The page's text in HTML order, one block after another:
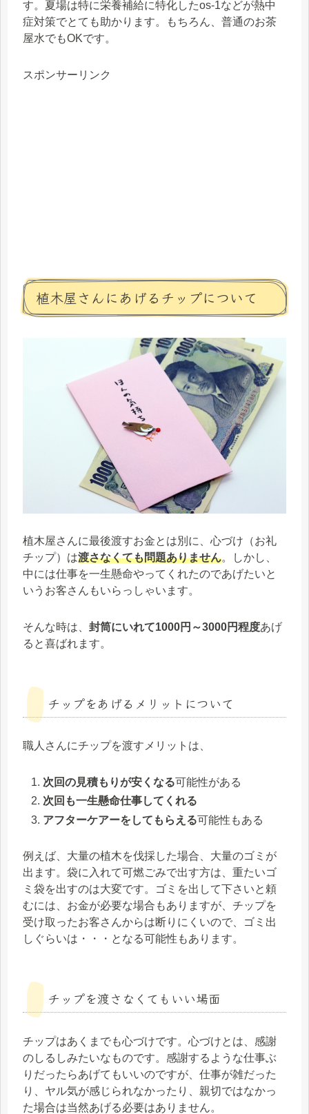
す。夏場は特に栄養補給に特化したos-1などが熱中
症対策でとても助かります。もちろん、普通のお茶
屋水でもOKです。
スポンサーリンク
植木屋さんにあげるチップについて
植木屋さんに最後渡すお金とは別に、心づけ（お礼
チップ）は渡さなくても問題ありません。しかし、
中には仕事を一生懸命やってくれたのであげたいと
いうお客さんもいらっしゃいます。
そんな時は、 封筒にいれて1000円～3000円程度あげ
ると喜ばれます。
チップをあげるメリットについて
職人さんにチップを渡すメリットは、
次回の見積もりが安くなる可能性がある
次回も一生懸命仕事してくれる
アフターケアーをしてもらえる可能性もある
例えば、大量の植木を伐採した場合、大量のゴミが
出ます。袋に入れて可燃ごみで出す方は、重たいゴ
ミ袋を出すのは大変です。ゴミを出して下さいと頼
むには、お金が必要な場合もありますが、チップを
受け取ったお客さんからは断りにくいので、ゴミ出
しぐらいは・・・となる可能性もあります。
チップを渡さなくてもいい場面
チップはあくまでも心づけです。心づけとは、感謝
のしるしみたいなものです。感謝するような仕事ぶ
りだったらあげてもいいのですが、仕事が雑だった
り、ヤル気が感じられなかったり、親切ではなかっ
た場合は当然あげる必要はありません。